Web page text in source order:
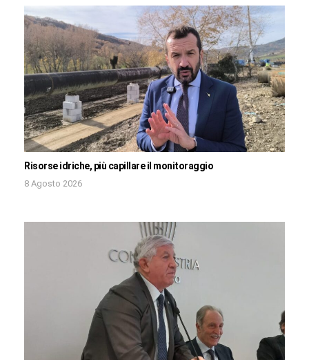
Risorse idriche, più capillare il monitoraggio
8 Agosto 2026